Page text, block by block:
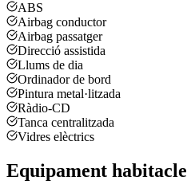
ABS
Airbag conductor
Airbag passatger
Direcció assistida
Llums de dia
Ordinador de bord
Pintura metal·litzada
Ràdio-CD
Tanca centralitzada
Vidres elèctrics
Equipament habitacle